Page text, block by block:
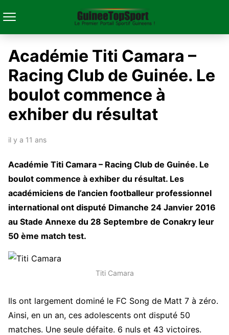
Académie Titi Camara –
Racing Club de Guinée. Le
boulot commence à
exhiber du résultat
il y a 11 ans
Académie Titi Camara – Racing Club de Guinée. Le
boulot commence à exhiber du résultat. Les
académiciens de l’ancien footballeur professionnel
international ont disputé Dimanche 24 Janvier 2016
au Stade Annexe du 28 Septembre de Conakry leur
50 ème match test.
Titi Camara
Ils ont largement dominé le FC Song de Matt 7 à zéro.
Ainsi, en un an, ces adolescents ont disputé 50
matches. Une seule défaite. 6 nuls et 43 victoires.